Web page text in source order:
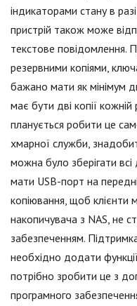
індикаторами стану в
пристрій також може
текстове повідомлення.
резервними копіями,
бажано мати як мінімум
має бути дві копії
планується робити це
хмарної служби,
можна було зберігати всі
мати USB-порт на
копіювання, щоб клієнти
накопичувача з NAS, не
забезпеченням.
необхідно додати
потрібно зробити це з
програмного